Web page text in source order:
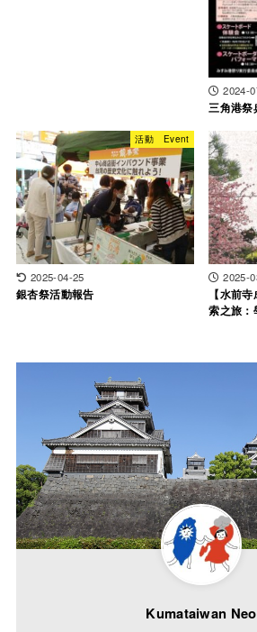
2024-
三角港
活動 Event
2025-04-25
銀杏祭活動報告
2025-
【水前
索之旅：
Kumataiwan Neo